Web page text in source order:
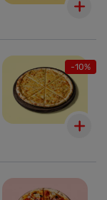
-10%